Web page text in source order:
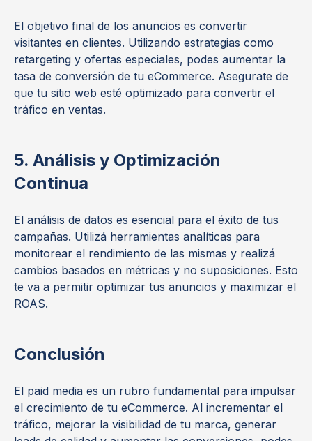
El objetivo final de los anuncios es convertir
visitantes en clientes. Utilizando estrategias como
retargeting y ofertas especiales, podes aumentar la
tasa de conversión de tu eCommerce. Asegurate de
que tu sitio web esté optimizado para convertir el
tráfico en ventas.
5. Análisis y Optimización
Continua
El análisis de datos es esencial para el éxito de tus
campañas. Utilizá herramientas analíticas para
monitorear el rendimiento de las mismas y realizá
cambios basados en métricas y no suposiciones. Esto
te va a permitir optimizar tus anuncios y maximizar el
ROAS.
Conclusión
El paid media es un rubro fundamental para impulsar
el crecimiento de tu eCommerce. Al incrementar el
tráfico, mejorar la visibilidad de tu marca, generar